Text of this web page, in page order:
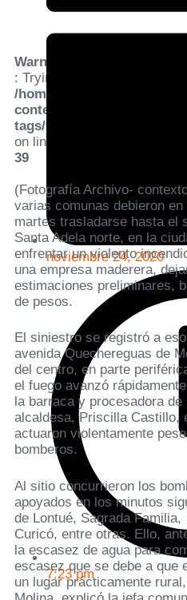
noviembre 24, 2020
7:23 pm
Warning
: Trying to access array
/home/condell/public_html/
content/plugins/
tags/tags/post-featured-
on line
39
(Fotografía Archivo-
varias comunas debieron
martes trasladarse hasta el
Santa Adela norte, en la
enfrentar un violento
una empresa maderera,
estimaciones preliminares,
de pesos.
El siniestro se registró a
avenida Quechereguas de
del centro, en parte
el fuego avanzó
la barraca y procesadora
alcaldesa, Priscilla Castillo,
actuaron violentamente
bomberos.
Al sitio concurrieron los
apoyados en los minutos
de Lontué, Sagrada
Curicó, entre otras. Ello,
la escasez de agua para
escasez que se debe a que
un lugar prácticamente